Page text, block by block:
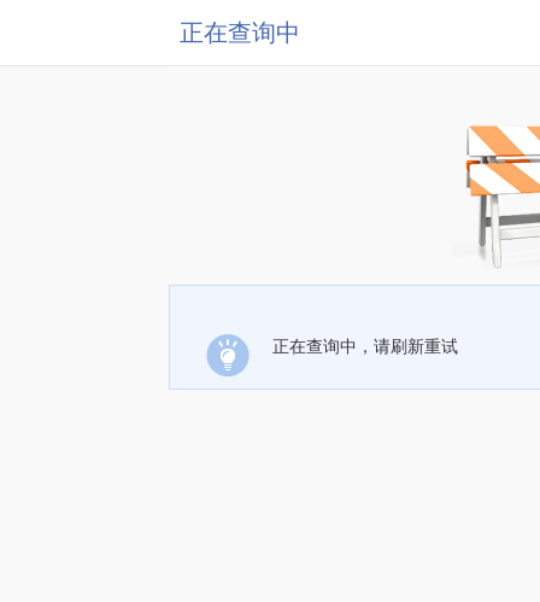
正在查询中
正在查询中，请刷新重试